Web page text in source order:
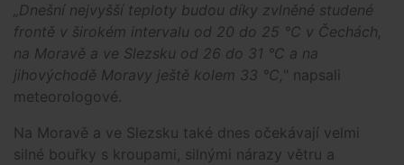
„Dnešní nejvyšší teploty budou díky zvlněné studené
frontě v širokém intervalu od 20 do 25 °C v Čechách,
na Moravě a ve Slezsku od 26 do 31 °C a na
jihovýchodě Moravy ještě kolem 33 °C," napsali
meteorologové.
Na Moravě a ve Slezsku také dnes očekávají velmi
silné bouřky s kroupami, silnými nárazy větru a